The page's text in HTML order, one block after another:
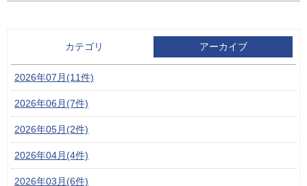
カテゴリ アーカイブ
2026年07月(11件)
2026年06月(7件)
2026年05月(2件)
2026年04月(4件)
2026年03月(6件)